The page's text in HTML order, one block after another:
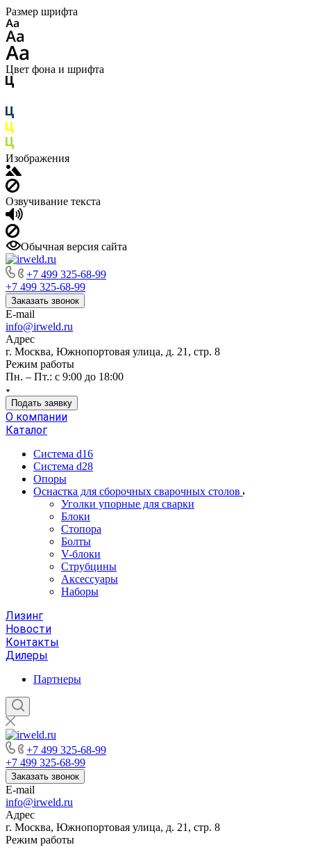
Размер шрифта
Цвет фона и шрифта
Изображения
Озвучивание текста
Обычная версия сайта
+7 499 325-68-99
+7 499 325-68-99
Заказать звонок
E-mail
info@irweld.ru
Адрес
г. Москва, Южнопортовая улица, д. 21, стр. 8
Режим работы
Пн. – Пт.: с 9:00 до 18:00
Подать заявку
О компании
Каталог
Система d16
Система d28
Опоры
Оснастка для сборочных сварочных столов
Уголки упорные для сварки
Блоки
Стопора
Болты
V-блоки
Струбцины
Аксессуары
Наборы
Лизинг
Новости
Контакты
Дилеры
Партнеры
+7 499 325-68-99
+7 499 325-68-99
Заказать звонок
E-mail
info@irweld.ru
Адрес
г. Москва, Южнопортовая улица, д. 21, стр. 8
Режим работы